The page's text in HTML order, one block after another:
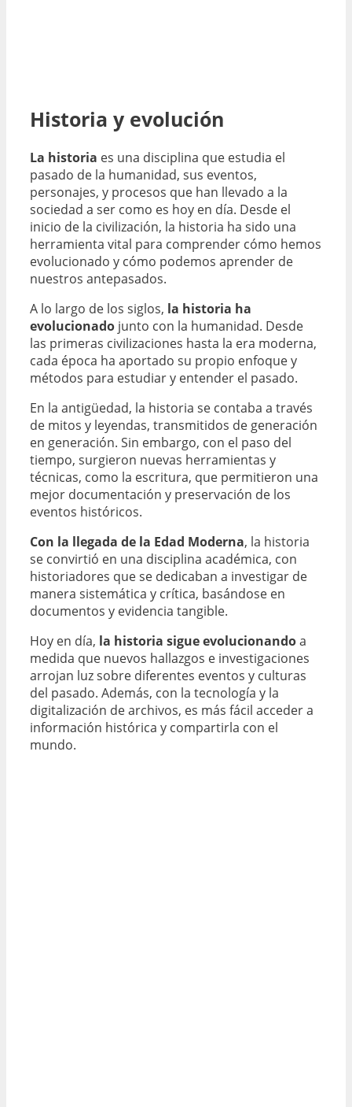
Historia y evolución
La historia es una disciplina que estudia el
pasado de la humanidad, sus eventos,
personajes, y procesos que han llevado a la
sociedad a ser como es hoy en día. Desde el
inicio de la civilización, la historia ha sido una
herramienta vital para comprender cómo hemos
evolucionado y cómo podemos aprender de
nuestros antepasados.
A lo largo de los siglos, la historia ha
evolucionado junto con la humanidad. Desde
las primeras civilizaciones hasta la era moderna,
cada época ha aportado su propio enfoque y
métodos para estudiar y entender el pasado.
En la antigüedad, la historia se contaba a través
de mitos y leyendas, transmitidos de generación
en generación. Sin embargo, con el paso del
tiempo, surgieron nuevas herramientas y
técnicas, como la escritura, que permitieron una
mejor documentación y preservación de los
eventos históricos.
Con la llegada de la Edad Moderna, la historia
se convirtió en una disciplina académica, con
historiadores que se dedicaban a investigar de
manera sistemática y crítica, basándose en
documentos y evidencia tangible.
Hoy en día, la historia sigue evolucionandoa
medida que nuevos hallazgos e investigaciones
arrojan luz sobre diferentes eventos y culturas
del pasado. Además, con la tecnología y la
digitalización de archivos, es más fácil acceder a
información histórica y compartirla con el
mundo.